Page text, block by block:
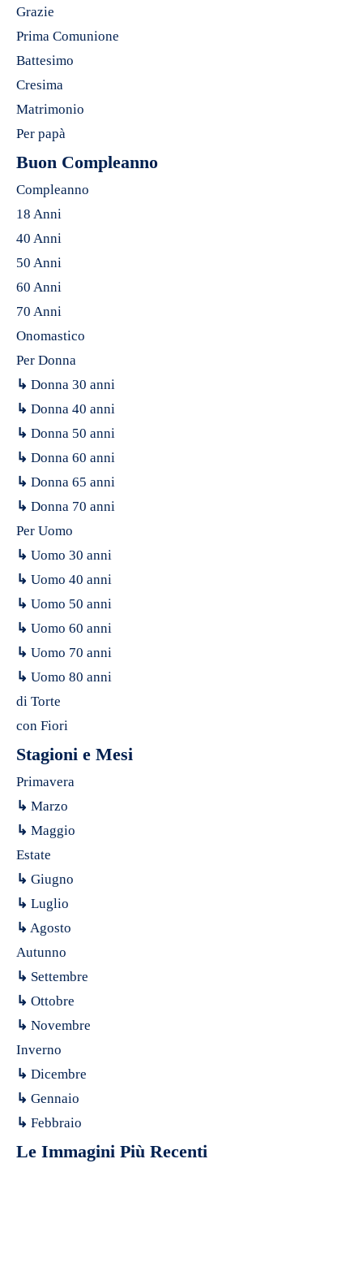
Grazie
Prima Comunione
Battesimo
Cresima
Matrimonio
Per papà
Buon Compleanno
Compleanno
18 Anni
40 Anni
50 Anni
60 Anni
70 Anni
Onomastico
Per Donna
↳ Donna 30 anni
↳ Donna 40 anni
↳ Donna 50 anni
↳ Donna 60 anni
↳ Donna 65 anni
↳ Donna 70 anni
Per Uomo
↳ Uomo 30 anni
↳ Uomo 40 anni
↳ Uomo 50 anni
↳ Uomo 60 anni
↳ Uomo 70 anni
↳ Uomo 80 anni
di Torte
con Fiori
Stagioni e Mesi
Primavera
↳ Marzo
↳ Maggio
Estate
↳ Giugno
↳ Luglio
↳ Agosto
Autunno
↳ Settembre
↳ Ottobre
↳ Novembre
Inverno
↳ Dicembre
↳ Gennaio
↳ Febbraio
Le Immagini Più Recenti